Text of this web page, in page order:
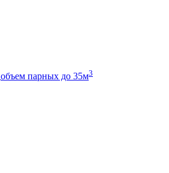
объем парных до 35м3